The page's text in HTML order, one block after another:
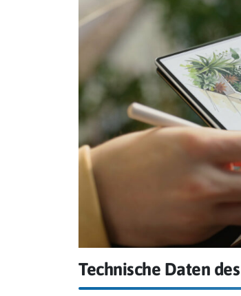
Technische Daten